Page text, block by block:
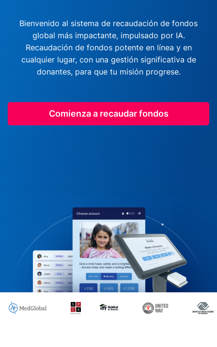
Bienvenido al sistema de recaudación de fondos
global más impactante, impulsado por IA.
Recaudación de fondos potente en línea y en
cualquier lugar, con una gestión significativa de
donantes, para que tu misión progrese.
Comienza a recaudar fondos